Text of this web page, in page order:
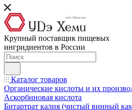
Крупный поставщик пищевых
ингридиентов в России
Каталог товаров
Органические кислоты и их
Аскорбиновая кислота
Битартрат калия (чистый винный